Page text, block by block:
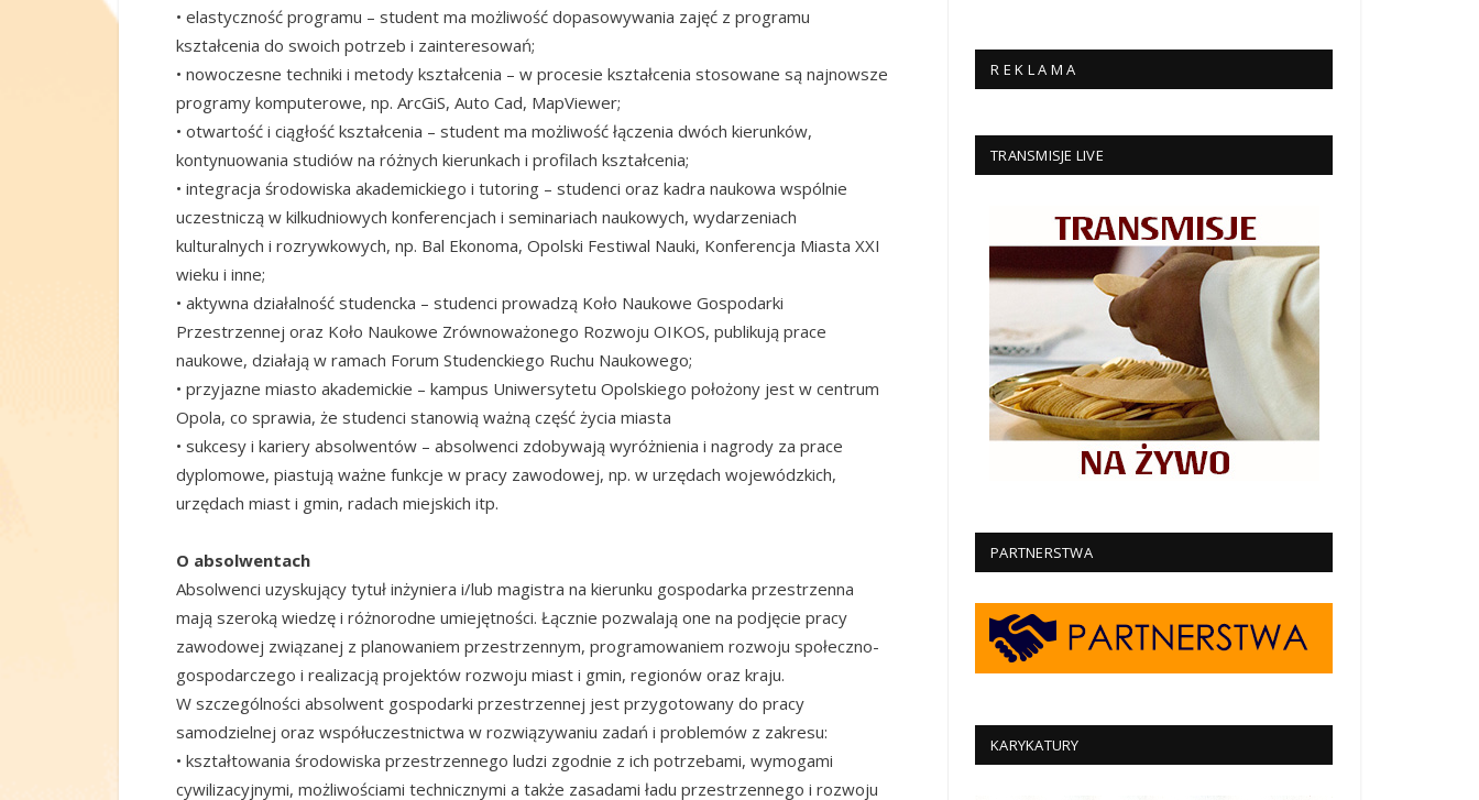
• elastyczność programu – student ma możliwość dopasowywania zajęć z programu
kształcenia do swoich potrzeb i zainteresowań;
• nowoczesne techniki i metody kształcenia – w procesie kształcenia stosowane są najnowsze
programy komputerowe, np. ArcGiS, Auto Cad, MapViewer;
• otwartość i ciągłość kształcenia – student ma możliwość łączenia dwóch kierunków,
kontynuowania studiów na różnych kierunkach i profilach kształcenia;
• integracja środowiska akademickiego i tutoring – studenci oraz kadra naukowa wspólnie
uczestniczą w kilkudniowych konferencjach i seminariach naukowych, wydarzeniach
kulturalnych i rozrywkowych, np. Bal Ekonoma, Opolski Festiwal Nauki, Konferencja Miasta XXI
wieku i inne;
• aktywna działalność studencka – studenci prowadzą Koło Naukowe Gospodarki
Przestrzennej oraz Koło Naukowe Zrównoważonego Rozwoju OIKOS, publikują prace
naukowe, działają w ramach Forum Studenckiego Ruchu Naukowego;
• przyjazne miasto akademickie – kampus Uniwersytetu Opolskiego położony jest w centrum
Opola, co sprawia, że studenci stanowią ważną część życia miasta
• sukcesy i kariery absolwentów – absolwenci zdobywają wyróżnienia i nagrody za prace
dyplomowe, piastują ważne funkcje w pracy zawodowej, np. w urzędach wojewódzkich,
urzędach miast i gmin, radach miejskich itp.
O absolwentach
Absolwenci uzyskujący tytuł inżyniera i/lub magistra na kierunku gospodarka przestrzenna
mają szeroką wiedzę i różnorodne umiejętności. Łącznie pozwalają one na podjęcie pracy
zawodowej związanej z planowaniem przestrzennym, programowaniem rozwoju społeczno-
gospodarczego i realizacją projektów rozwoju miast i gmin, regionów oraz kraju.
W szczególności absolwent gospodarki przestrzennej jest przygotowany do pracy
samodzielnej oraz współuczestnictwa w rozwiązywaniu zadań i problemów z zakresu:
• kształtowania środowiska przestrzennego ludzi zgodnie z ich potrzebami, wymogami
cywilizacyjnymi, możliwościami technicznymi a także zasadami ładu przestrzennego i rozwoju
R E K L A M A
TRANSMISJE LIVE
PARTNERSTWA
KARYKATURY